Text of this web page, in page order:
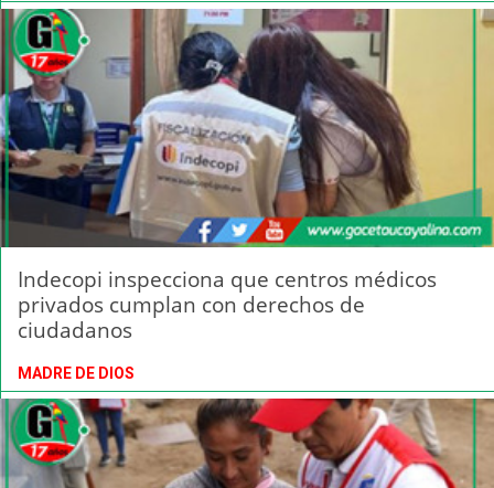
Indecopi inspecciona que centros médicos
privados cumplan con derechos de
ciudadanos
MADRE DE DIOS